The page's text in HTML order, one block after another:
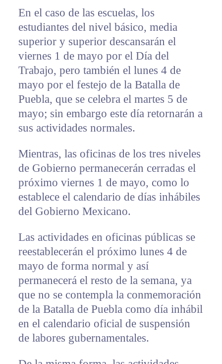
En el caso de las escuelas, los
estudiantes del nivel básico, media
superior y superior descansarán el
viernes 1 de mayo por el Día del
Trabajo, pero también el lunes 4 de
mayo por el festejo de la Batalla de
Puebla, que se celebra el martes 5 de
mayo; sin embargo este día retornarán a
sus actividades normales.
Mientras, las oficinas de los tres niveles
de Gobierno permanecerán cerradas el
próximo viernes 1 de mayo, como lo
establece el calendario de días inhábiles
del Gobierno Mexicano.
Las actividades en oficinas públicas se
reestablecerán el próximo lunes 4 de
mayo de forma normal y así
permanecerá el resto de la semana, ya
que no se contempla la conmemoración
de la Batalla de Puebla como día inhábil
en el calendario oficial de suspensión
de labores gubernamentales.